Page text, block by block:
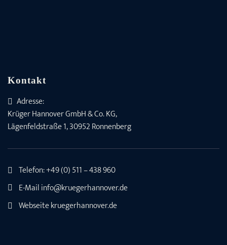
Kontakt
Adresse:
Krüger Hannover GmbH & Co. KG,
Lägenfeldstraße 1, 30952 Ronnenberg
Telefon:+49 (0) 511 – 438 960
E-Mailinfo@kruegerhannover.de
Webseitekruegerhannover.de